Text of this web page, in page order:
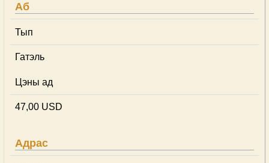
Аб
Тып
Гатэль
Цэны ад
47,00 USD
Адрас